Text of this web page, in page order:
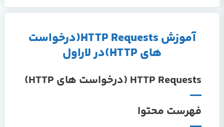
آموزش HTTP Requests(درخواست
های HTTP)در لاراول
HTTP Requests (درخواست های HTTP)
فهرست محتوا